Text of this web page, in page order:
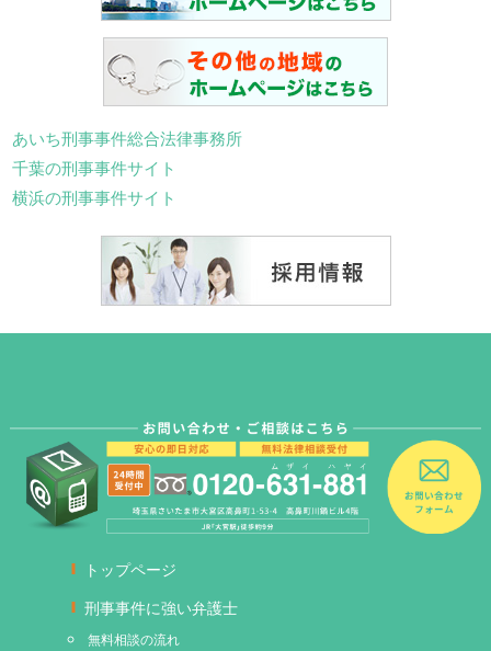
あいち刑事事件総合法律事務所
千葉の刑事事件サイト
横浜の刑事事件サイト
トップページ
刑事事件に強い弁護士
無料相談の流れ